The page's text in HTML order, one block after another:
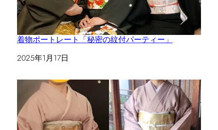
着物ポートレート「秘密の紋付パーティー」
日付
2025年1月17日